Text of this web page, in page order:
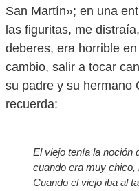
San Martín»; en una
las figuritas, me
deberes, era horrible
cambio, salir a tocar
su padre y su hermano
recuerda:
El viejo tenía la noción
cuando era muy chico,
Cuando el viejo iba al